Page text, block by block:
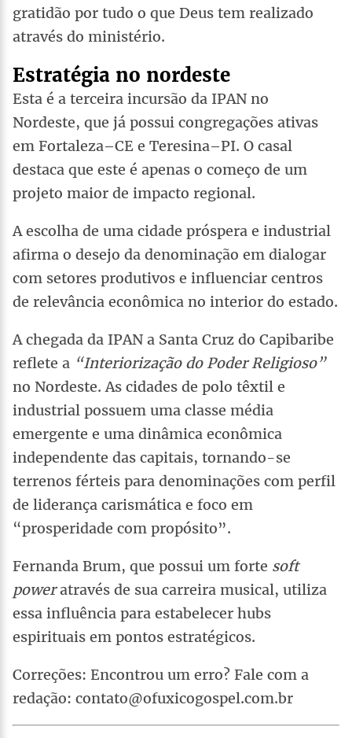
gratidão por tudo o que Deus tem realizado
através do ministério.
Estratégia no nordeste
Esta é a terceira incursão da IPAN no
Nordeste, que já possui congregações ativas
em Fortaleza–CE e Teresina–PI. O casal
destaca que este é apenas o começo de um
projeto maior de impacto regional.
A escolha de uma cidade próspera e industrial
afirma o desejo da denominação em dialogar
com setores produtivos e influenciar centros
de relevância econômica no interior do estado.
A chegada da IPAN a Santa Cruz do Capibaribe
reflete a “Interiorização do Poder Religioso”
no Nordeste. As cidades de polo têxtil e
industrial possuem uma classe média
emergente e uma dinâmica econômica
independente das capitais, tornando-se
terrenos férteis para denominações com perfil
de liderança carismática e foco em
“prosperidade com propósito”.
Fernanda Brum, que possui um forte soft
poweratravés de sua carreira musical, utiliza
essa influência para estabelecer hubs
espirituais em pontos estratégicos.
Correções: Encontrou um erro? Fale com a
redação: contato@ofuxicogospel.com.br